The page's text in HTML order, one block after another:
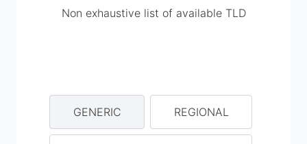
Non exhaustive list of available TLD
GENERIC REGIONAL